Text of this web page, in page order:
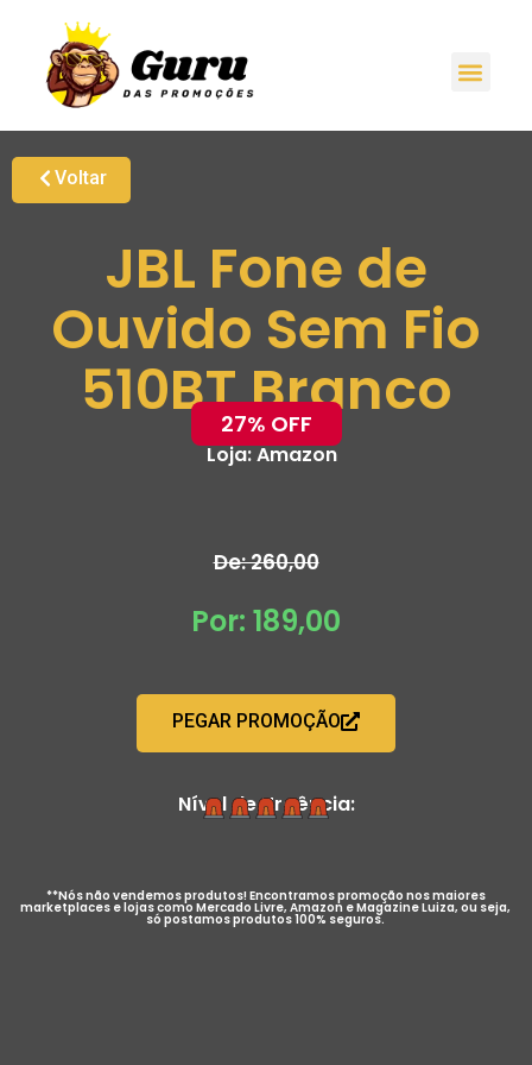
Voltar
JBL Fone de
Ouvido Sem Fio
510BT Branco
27% OFF
Loja:Amazon
De: 260,00
Por: 189,00
PEGAR PROMOÇÃO
Nível de Urgência:
**Nós não vendemos produtos! Encontramos promoção nos maiores
marketplaces e lojas como Mercado Livre, Amazon e Magazine Luiza, ou seja,
só postamos produtos 100% seguros.